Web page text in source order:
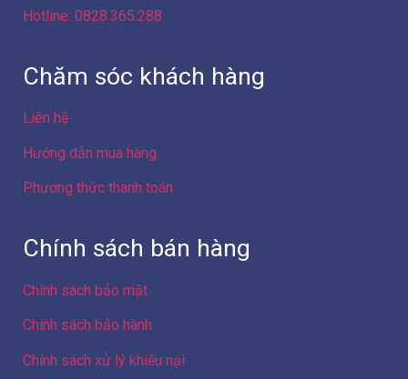
Hotline: 0828.365.288
Chăm sóc khách hàng
Liên hệ
Hướng dẫn mua hàng
Phương thức thanh toán
Chính sách bán hàng
Chính sách bảo mật
Chính sách bảo hành
Chính sách xử lý khiếu nại